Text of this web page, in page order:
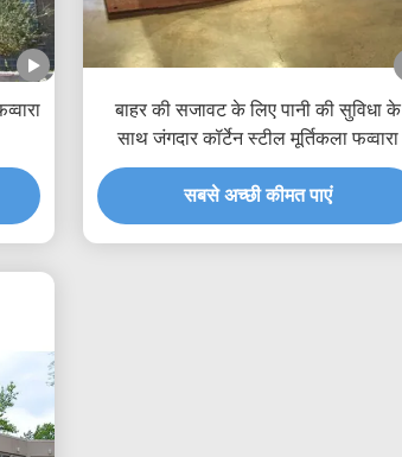
बाहर की सजावट के लिए पानी की सुविधा के
साथ जंगदार कॉर्टेन स्टील मूर्तिकला फव्वारा
सबसे अच्छी कीमत पाएं